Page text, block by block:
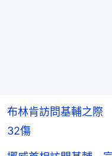
布林肯訪問基輔之際
32傷